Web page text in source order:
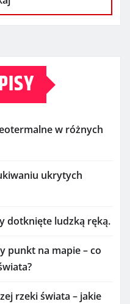
w różnych
ukrytych
dotknięte ludzką ręką.
punkt na mapie – co
rzeki świata – jakie